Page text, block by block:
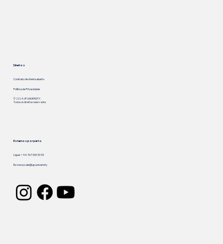
Direitos
Contrato de oferta aberto
Política de Privacidade
© 2024. UP.UNIVERSITY.
Todos os direitos reservados
Estamos por perto
Escreva:sale@up.university
Ligue: +44 767 333 33 33